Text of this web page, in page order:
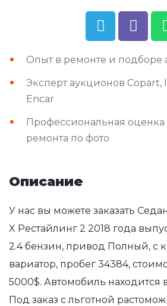
Опыт в ремонте и подборе
Эксперт аукционов Copart,
Encar
Профессиональная оценка
ремонта по фото
Описание
У нас вы можете заказать
X Рестайлинг 2 2018 года
2.4 бензин, привод Полный, с
вариатор, пробег 34384,
5000$. Автомобиль находится
Под заказ с льготной